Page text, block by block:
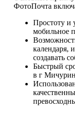
ФотоПочта
Простоту и
мобильное
календаря,
создавать
Быстрый
в г